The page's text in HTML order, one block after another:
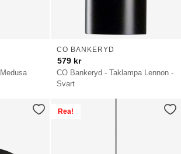
CO Bankeryd - Taklampa Lennon -
Svart
CO BANKERYD
579 kr
Rea!